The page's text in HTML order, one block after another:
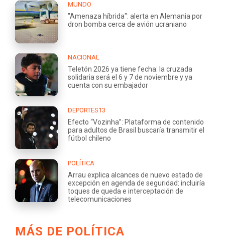
MUNDO
"Amenaza híbrida": alerta en Alemania por
dron bomba cerca de avión ucraniano
NACIONAL
Teletón 2026 ya tiene fecha: la cruzada
solidaria será el 6 y 7 de noviembre y ya
cuenta con su embajador
DEPORTES13
Efecto “Vozinha”: Plataforma de contenido
para adultos de Brasil buscaría transmitir el
fútbol chileno
POLÍTICA
Arrau explica alcances de nuevo estado de
excepción en agenda de seguridad: incluiría
toques de queda e interceptación de
telecomunicaciones
MÁS DE POLÍTICA